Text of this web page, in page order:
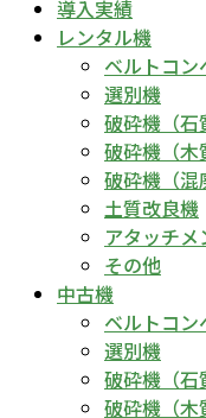
導入実績
レンタル機
ベルトコン
選別機
破砕機（石
破砕機（木
破砕機（混
土質改良機
アタッチメ
その他
中古機
ベルトコン
選別機
破砕機（石
破砕機（木